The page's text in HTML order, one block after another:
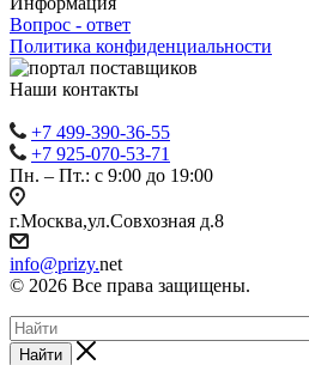
Вопрос - ответ
Политика конфиденциальности
Наши контакты
+7 499-390-36-55
+7 925-070-53-71
Пн. – Пт.: с 9:00 до 19:00
г.Москва,ул.Совхозная д.8
info@prizy.net
© 2026 Все права защищены.
Найти